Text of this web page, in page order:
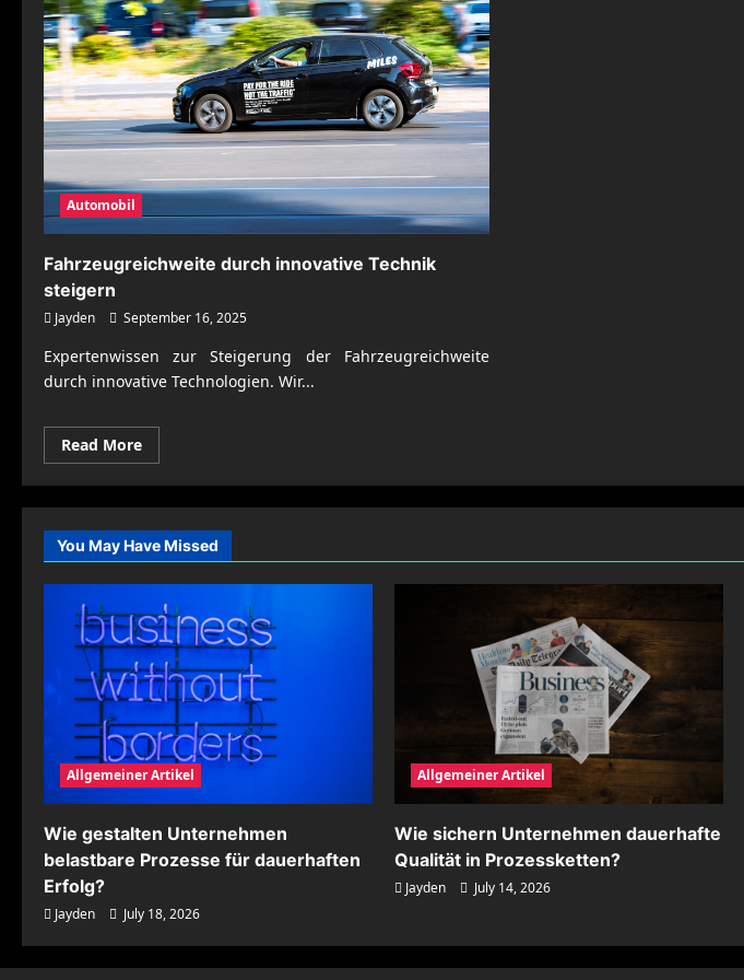
Automobil
Fahrzeugreichweite durch innovative Technik
steigern
Jayden September 16, 2025
Expertenwissen zur Steigerung der Fahrzeugreichweite
durch innovative Technologien. Wir...
Read MoreRead
more
Fahrzeugreichweite
durch
Technik
steigern
You May Have Missed
Allgemeiner Artikel
Wie gestalten Unternehmen
belastbare Prozesse für dauerhaften
Erfolg?
Jayden July 18, 2026
Allgemeiner Artikel
Wie sichern Unternehmen dauerhafte
Qualität in Prozessketten?
Jayden July 14, 2026